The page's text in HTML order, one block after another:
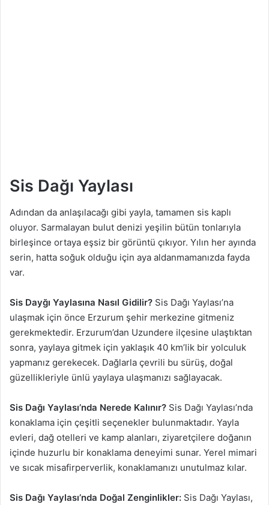
Sis Dağı Yaylası
Adından da anlaşılacağı gibi yayla, tamamen sis kaplı
oluyor. Sarmalayan bulut denizi yeşilin bütün tonlarıyla
birleşince ortaya eşsiz bir görüntü çıkıyor. Yılın her ayında
serin, hatta soğuk olduğu için aya aldanmamanızda fayda
var.
Sis Dayğı Yaylasına Nasıl Gidilir? Sis Dağı Yaylası’na
ulaşmak için önce Erzurum şehir merkezine gitmeniz
gerekmektedir. Erzurum’dan Uzundere ilçesine ulaştıktan
sonra, yaylaya gitmek için yaklaşık 40 km’lik bir yolculuk
yapmanız gerekecek. Dağlarla çevrili bu sürüş, doğal
güzellikleriyle ünlü yaylaya ulaşmanızı sağlayacak.
Sis Dağı Yaylası’nda Nerede Kalınır? Sis Dağı Yaylası’nda
konaklama için çeşitli seçenekler bulunmaktadır. Yayla
evleri, dağ otelleri ve kamp alanları, ziyaretçilere doğanın
içinde huzurlu bir konaklama deneyimi sunar. Yerel mimari
ve sıcak misafirperverlik, konaklamanızı unutulmaz kılar.
Sis Dağı Yaylası’nda Doğal Zenginlikler: Sis Dağı Yaylası,